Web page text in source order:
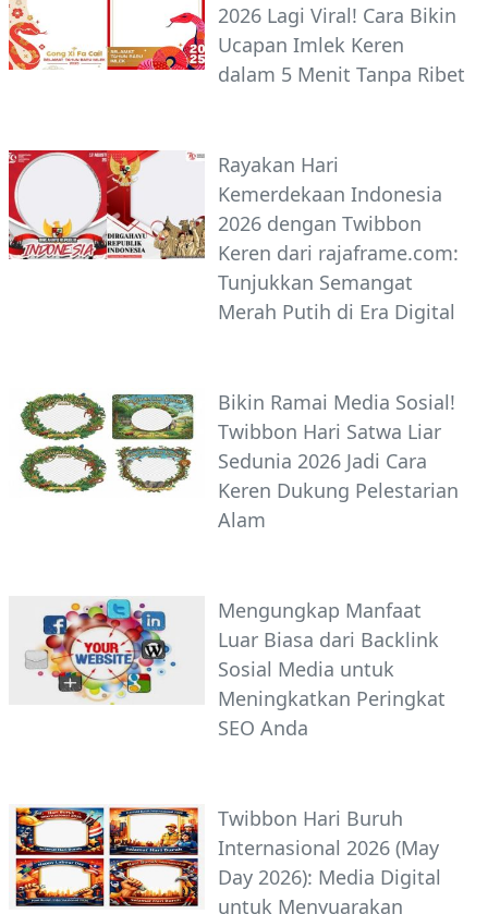
2026 Lagi Viral! Cara Bikin
Ucapan Imlek Keren
dalam 5 Menit Tanpa Ribet
Rayakan Hari
Kemerdekaan Indonesia
2026 dengan Twibbon
Keren dari rajaframe.com:
Tunjukkan Semangat
Merah Putih di Era Digital
Bikin Ramai Media Sosial!
Twibbon Hari Satwa Liar
Sedunia 2026 Jadi Cara
Keren Dukung Pelestarian
Alam
Mengungkap Manfaat
Luar Biasa dari Backlink
Sosial Media untuk
Meningkatkan Peringkat
SEO Anda
Twibbon Hari Buruh
Internasional 2026 (May
Day 2026): Media Digital
untuk Menyuarakan